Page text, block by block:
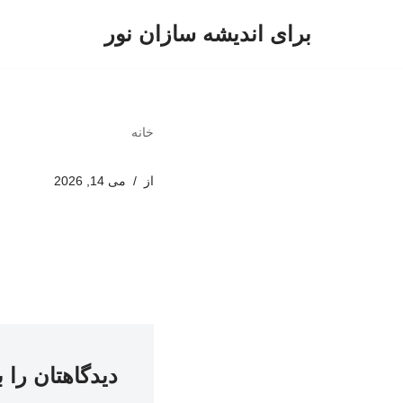
برای اندیشه سازان نور
خانه
از می 14, 2026
دیدگاهتان را